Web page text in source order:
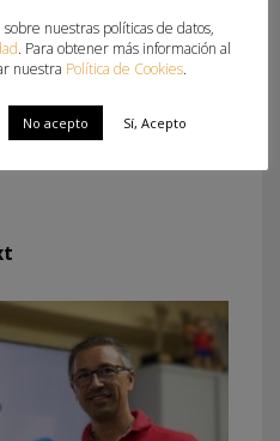
nuestras políticas de datos,
. Para obtener más información al
nuestra Política de Cookies.
No acepto Sí, Acepto